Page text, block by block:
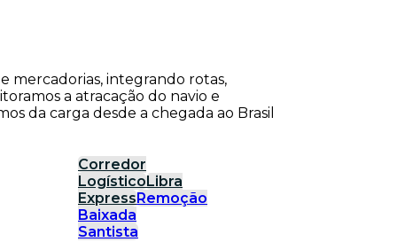
mercadorias, integrando rotas,
a atracação do navio e
da carga desde a chegada ao Brasil
Corredor
Logístico Libra
Express Remoção
Baixada
Santista